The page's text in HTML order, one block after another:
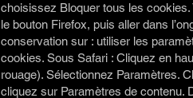
choisissez Bloquer tous les
le bouton Firefox, puis aller dans
conservation sur : utiliser les
cookies. Sous Safari : Cliquez en
rouage). Sélectionnez Paramètres.
cliquez sur Paramètres de contenu.